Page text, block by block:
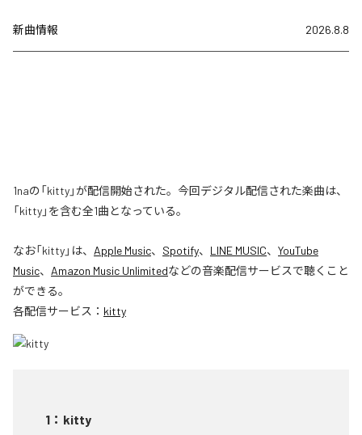
新曲情報 2026.8.8
1naの「kitty」が配信開始された。今回デジタル配信された楽曲は、
「kitty」を含む全1曲となっている。
なお「kitty」は、 Apple Music、 Spotify、 LINE MUSIC、 YouTube
Music、 Amazon Music Unlimitedなどの音楽配信サービスで聴くこと
ができる。
各配信サービス： kitty
1 ： kitty